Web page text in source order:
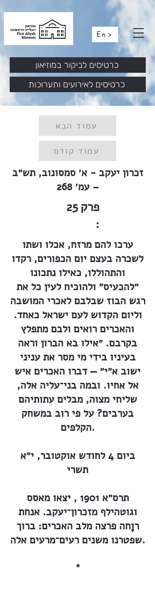
En >
כרטיסים לאירועים ותערוכות
כרטיסים לביקור במוזיאון
עמוד הבא
עמוד קודם
זכרון יעקב - א׳ סמסונוב, תש״ב
– עמ׳ 268
25 פרק
:
ערכו להם מרזח, אכלו ושתו
לשכרה בעצם יום הכפורים, רקדו
והתהוללו, כאילו נתכונו
״להכעיס״ ולהוכיח לעין כל את
רגש הבוז שבלבם לאכרי המושבה
וליום הקדוש לעם ישראל כאחד.
והאכרים רואים ולבם מתפלץ
בקרבם. ״אילו בא הברון וראה
בעיניו בידי מי מסר את עניני
ישוב א״י״ — דברו האכרים איש
אל אחיו. ובמה בני־עליה אלה,
שליחי מצוה, מבלים עתותיהם
בערבים? על פי רוב במשחק
הקלפים.
ביום 4 לחודש אוקטובר, י״א
תשרי
תרס״א 1901 , יצאו מאסס
וגוטהילף מזכרון־יעקב. אנחת
רוָחה פרצה מלב האכרים: ברוך
שפטרנו משנים רעים־מרעים אלה.
*